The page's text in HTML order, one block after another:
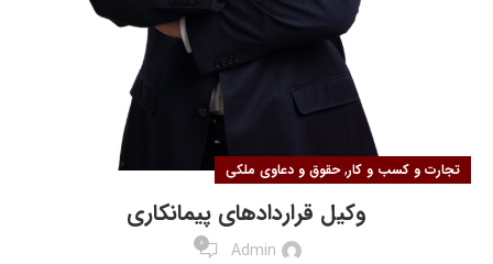
تجارت و کسب و کار,حقوق و دعاوی ملکی
وکیل قراردادهای پیمانکاری
Admin
0